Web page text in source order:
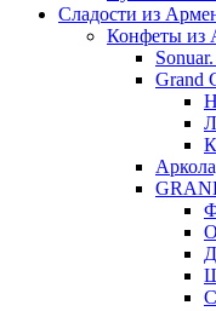
Сладости из
Конфеты из
Grand